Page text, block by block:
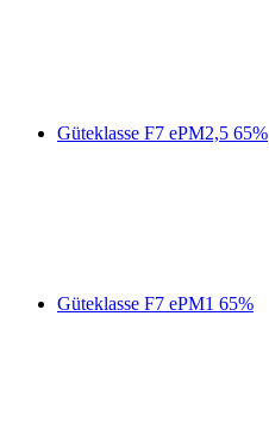
Güteklasse F7 ePM2,5 65%
Güteklasse F7 ePM1 65%